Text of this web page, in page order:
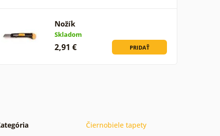
Nožík
Skladom
2,91 € PRIDAŤ
Čiernobiele tapety